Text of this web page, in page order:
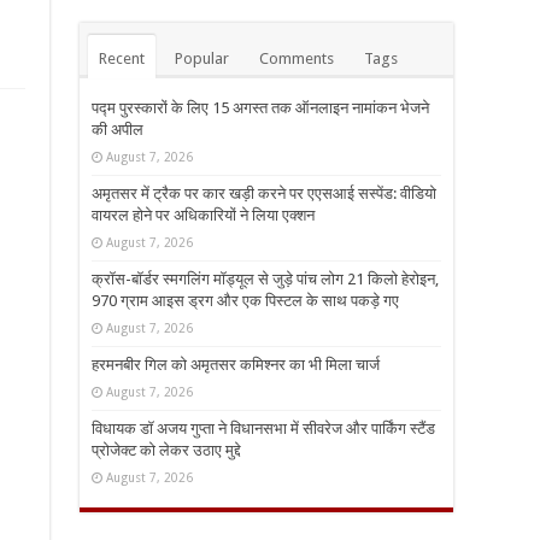
Recent Popular Comments Tags
पद्म पुरस्कारों के लिए 15 अगस्त तक ऑनलाइन नामांकन भेजने
की अपील
August 7, 2026
अमृतसर में ट्रैक पर कार खड़ी करने पर एएसआई सस्पेंड: वीडियो
वायरल होने पर अधिकारियों ने लिया एक्शन
August 7, 2026
क्रॉस-बॉर्डर स्मगलिंग मॉड्यूल से जुड़े पांच लोग 21 किलो हेरोइन,
970 ग्राम आइस ड्रग और एक पिस्टल के साथ पकड़े गए
August 7, 2026
हरमनबीर गिल को अमृतसर कमिश्नर का भी मिला चार्ज
August 7, 2026
विधायक डॉ अजय गुप्ता ने विधानसभा में सीवरेज और पार्किंग स्टैंड
प्रोजेक्ट को लेकर उठाए मुद्दे
August 7, 2026